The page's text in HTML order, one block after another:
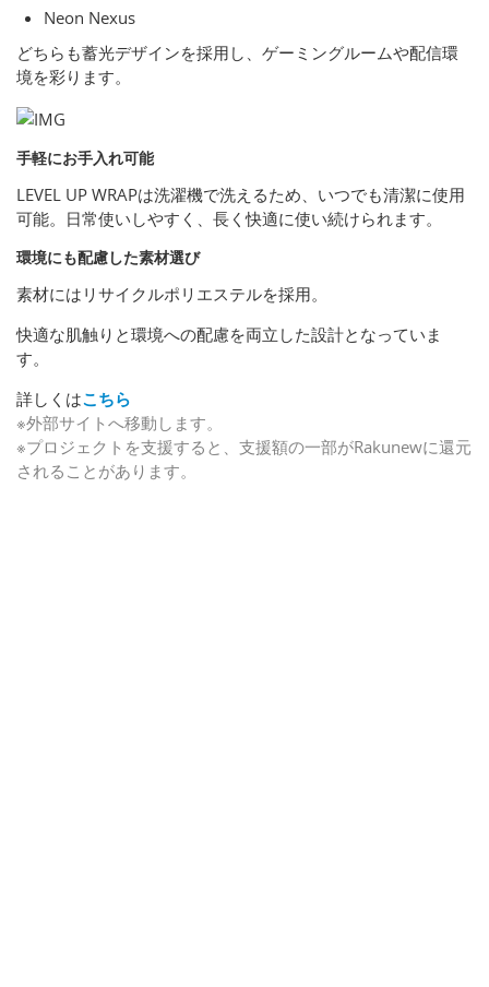
Neon Nexus
どちらも蓄光デザインを採用し、ゲーミングルームや配信環
境を彩ります。
手軽にお手入れ可能
LEVEL UP WRAPは洗濯機で洗えるため、いつでも清潔に使用
可能。日常使いしやすく、長く快適に使い続けられます。
環境にも配慮した素材選び
素材にはリサイクルポリエステルを採用。
快適な肌触りと環境への配慮を両立した設計となっていま
す。
詳しくはこちら
※外部サイトへ移動します。
※プロジェクトを支援すると、支援額の一部がRakunewに還元
されることがあります。